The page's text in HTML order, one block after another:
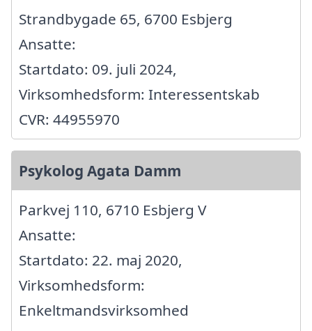
Strandbygade 65, 6700 Esbjerg
Ansatte:
Startdato: 09. juli 2024,
Virksomhedsform: Interessentskab
CVR: 44955970
Psykolog Agata Damm
Parkvej 110, 6710 Esbjerg V
Ansatte:
Startdato: 22. maj 2020,
Virksomhedsform:
Enkeltmandsvirksomhed